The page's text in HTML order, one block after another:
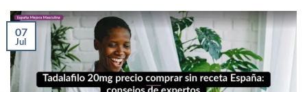
07
Jul